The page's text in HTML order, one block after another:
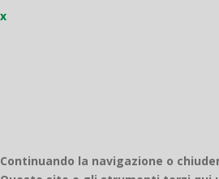
x
Continuando la navigazione o